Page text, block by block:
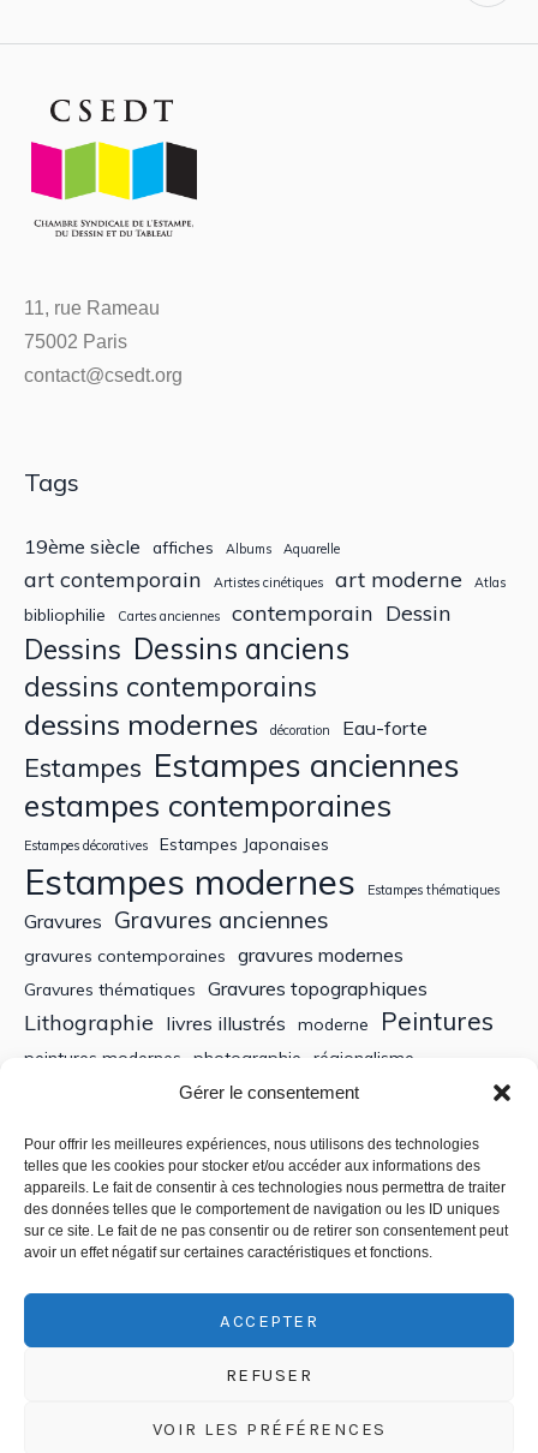
Gérer le consentement
Pour offrir les meilleures expériences, nous utilisons des technologies
telles que les cookies pour stocker et/ou accéder aux informations des
appareils. Le fait de consentir à ces technologies nous permettra de traiter
des données telles que le comportement de navigation ou les ID uniques
sur ce site. Le fait de ne pas consentir ou de retirer son consentement peut
avoir un effet négatif sur certaines caractéristiques et fonctions.
ACCEPTER
REFUSER
VOIR LES PRÉFÉRENCES
11, rue Rameau
75002 Paris
contact@csedt.org
Tags
19ème siècle affiches Albums Aquarelle
art contemporain Artistes cinétiques art moderne Atlas
bibliophilie Cartes anciennes contemporain Dessin
Dessins Dessins anciens
dessins contemporains
dessins modernes décoration Eau-forte
Estampes Estampes anciennes
estampes contemporaines
Estampes décoratives Estampes Japonaises
Estampes modernes Estampes thématiques
Gravures Gravures anciennes
gravures contemporaines gravures modernes
Gravures thématiques Gravures topographiques
Lithographie livres illustrés moderne Peintures
peintures modernes photographie régionalisme
Tableaux anciens XIXe siècle
Recherche